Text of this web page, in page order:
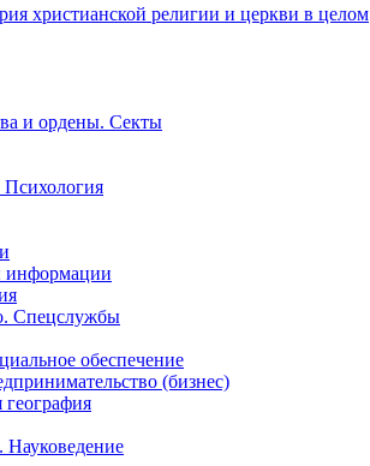
христианской религии и церкви в целом
и ордены. Секты
информации
Спецслужбы
обеспечение
(бизнес)
география
Науковедение